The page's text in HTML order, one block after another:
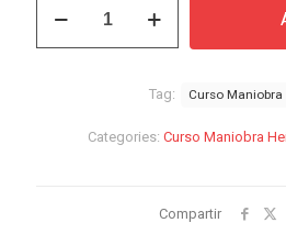
Maniobra
Categories: Curso Maniobra
Tag: Curso Maniobra
Compartir